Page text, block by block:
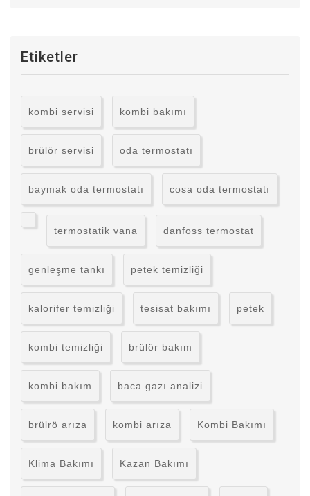
Etiketler
kombi servisi kombi bakımı
brülör servisi oda termostatı
baymak oda termostatı cosa oda termostatı
termostatik vana danfoss termostat
genleşme tankı petek temizliği
kalorifer temizliği tesisat bakımı petek
kombi temizliği brülör bakım
kombi bakım baca gazı analizi
brülrö arıza kombi arıza Kombi Bakımı
Klima Bakımı Kazan Bakımı